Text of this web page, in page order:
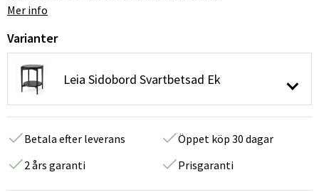
Mer info
Varianter
Leia Sidobord Svartbetsad Ek
Betala efter leverans
Öppet köp 30 dagar
2 års garanti
Prisgaranti